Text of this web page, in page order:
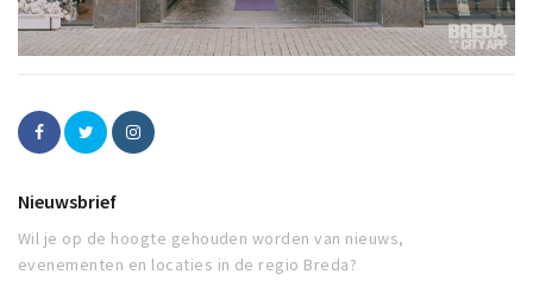
Nieuwsbrief
Wil je op de hoogte gehouden worden van nieuws,
evenementen en locaties in de regio Breda?